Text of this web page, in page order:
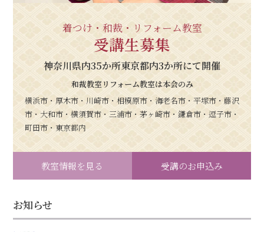
着つけ・和裁・リフォーム教室
受講生募集
神奈川県内35か所東京都内3か所にて開催
和裁教室リフォーム教室は本会のみ
横浜市・厚木市・川崎市・相模原市・海老名市・平塚市・藤沢
市・大和市・横須賀市・三浦市・茅ヶ崎市・鎌倉市・逗子市・
町田市・東京都内
教室情報を見る 受講のお申込み
お知らせ